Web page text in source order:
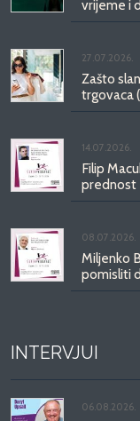
vrijeme i
27.07.2026.
Zašto
trgovaca
14.07.2026.
Filip
prednost
08.07.2026.
Miljenko
pomisliti
INTERVJUI
06.08.2026.